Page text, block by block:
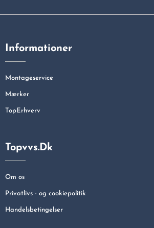
Informationer
Montageservice
Mærker
TopErhverv
Topvvs.dk
Om os
Privatlivs - og cookiepolitik
Handelsbetingelser